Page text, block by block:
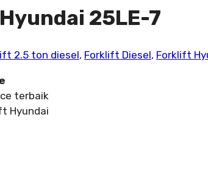
25LE-7
2.5 ton diesel, Forklift Diesel, Forklift
terbaik
Hyundai